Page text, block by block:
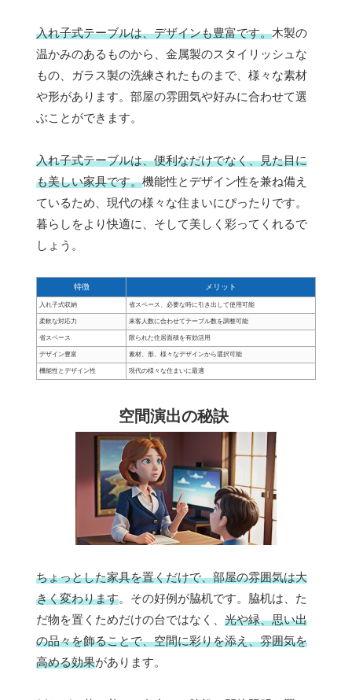
入れ子式テーブルは、デザインも豊富です。木製の
温かみのあるものから、金属製のスタイリッシュな
もの、ガラス製の洗練されたものまで、様々な素材
や形があります。部屋の雰囲気や好みに合わせて選
ぶことができます。
入れ子式テーブルは、便利なだけでなく、見た目に
も美しい家具です。機能性とデザイン性を兼ね備え
ているため、現代の様々な住まいにぴったりです。
暮らしをより快適に、そして美しく彩ってくれるで
しょう。
特徴 メリット
入れ子式収納 省スペース、必要な時に引き出して使用可能
柔軟な対応力 来客人数に合わせてテーブル数を調整可能
省スペース 限られた住居面積を有効活用
デザイン豊富 素材、形、様々なデザインから選択可能
機能性とデザイン性 現代の様々な住まいに最適
空間演出の秘訣
ちょっとした家具を置くだけで、部屋の雰囲気は大
きく変わります。その好例が脇机です。脇机は、た
だ物を置くためだけの台ではなく、 光や緑、思い出
の品々を飾ることで、空間に彩りを添え、雰囲気を
高める効果があります。